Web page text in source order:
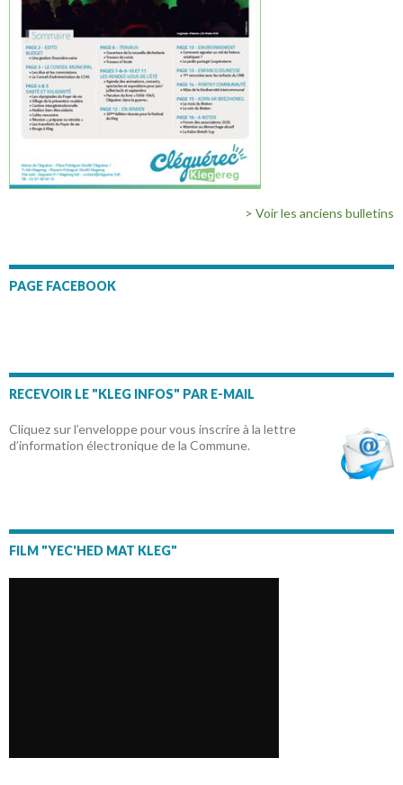
> Voir les anciens bulletins
PAGE FACEBOOK
RECEVOIR LE "KLEG INFOS" PAR E-MAIL
Cliquez sur l’enveloppe pour vous inscrire à la lettre
d’information électronique de la Commune.
FILM "YEC'HED MAT KLEG"